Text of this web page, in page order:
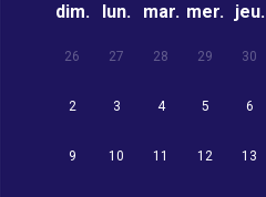
dim. lun. mar. mer. jeu.
26 27 28 29 30
2 3 4 5 6
9 10 11 12 13